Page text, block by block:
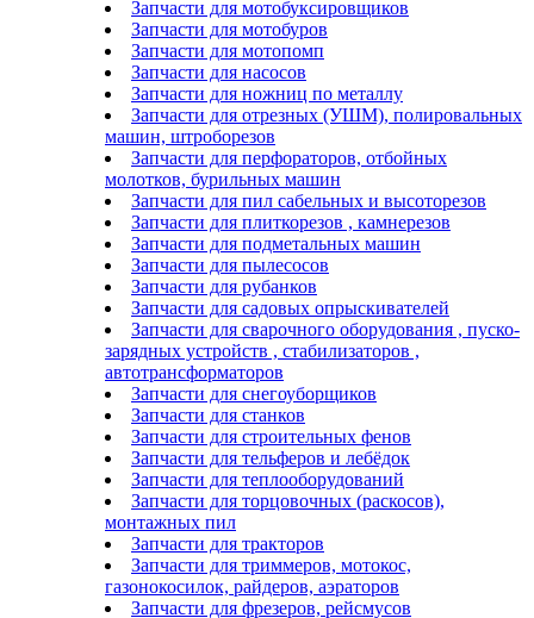
Запчасти для мотобуксировщиков
Запчасти для мотобуров
Запчасти для мотопомп
Запчасти для насосов
Запчасти для ножниц по металлу
Запчасти для отрезных (УШМ), полировальных
машин, штроборезов
Запчасти для перфораторов, отбойных
молотков, бурильных машин
Запчасти для пил сабельных и высоторезов
Запчасти для плиткорезов , камнерезов
Запчасти для подметальных машин
Запчасти для пылесосов
Запчасти для рубанков
Запчасти для садовых опрыскивателей
Запчасти для сварочного оборудования , пуско-
зарядных устройств , стабилизаторов ,
автотрансформаторов
Запчасти для снегоуборщиков
Запчасти для станков
Запчасти для строительных фенов
Запчасти для тельферов и лебёдок
Запчасти для теплооборудований
Запчасти для торцовочных (раскосов),
монтажных пил
Запчасти для тракторов
Запчасти для триммеров, мотокос,
газонокосилок, райдеров, аэраторов
Запчасти для фрезеров, рейсмусов